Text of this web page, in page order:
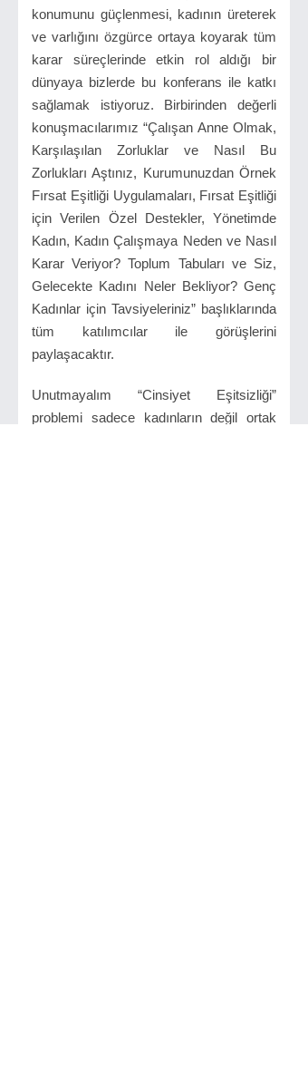
konumunu güçlenmesi, kadının üreterek
ve varlığını özgürce ortaya koyarak tüm
karar süreçlerinde etkin rol aldığı bir
dünyaya bizlerde bu konferans ile katkı
sağlamak istiyoruz. Birbirinden değerli
konuşmacılarımız “Çalışan Anne Olmak,
Karşılaşılan Zorluklar ve Nasıl Bu
Zorlukları Aştınız, Kurumunuzdan Örnek
Fırsat Eşitliği Uygulamaları, Fırsat Eşitliği
için Verilen Özel Destekler, Yönetimde
Kadın, Kadın Çalışmaya Neden ve Nasıl
Karar Veriyor? Toplum Tabuları ve Siz,
Gelecekte Kadını Neler Bekliyor? Genç
Kadınlar için Tavsiyeleriniz” başlıklarında
tüm katılımcılar ile görüşlerini
paylaşacaktır.
Unutmayalım “Cinsiyet Eşitsizliği”
problemi sadece kadınların değil ortak